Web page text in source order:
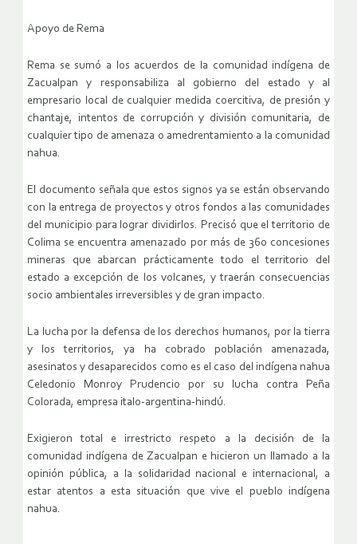
Apoyo de Rema
Rema se sumó a los acuerdos de la comunidad indígena de
Zacualpan y responsabiliza al gobierno del estado y al
empresario local de cualquier medida coercitiva, de presión y
chantaje, intentos de corrupción y división comunitaria, de
cualquier tipo de amenaza o amedrentamiento a la comunidad
nahua.
El documento señala que estos signos ya se están observando
con la entrega de proyectos y otros fondos a las comunidades
del municipio para lograr dividirlos. Precisó que el territorio de
Colima se encuentra amenazado por más de 360 concesiones
mineras que abarcan prácticamente todo el territorio del
estado a excepción de los volcanes, y traerán consecuencias
socio ambientales irreversibles y de gran impacto.
La lucha por la defensa de los derechos humanos, por la tierra
y los territorios, ya ha cobrado población amenazada,
asesinatos y desaparecidos como es el caso del indígena nahua
Celedonio Monroy Prudencio por su lucha contra Peña
Colorada, empresa italo-argentina-hindú.
Exigieron total e irrestricto respeto a la decisión de la
comunidad indígena de Zacualpan e hicieron un llamado a la
opinión pública, a la solidaridad nacional e internacional, a
estar atentos a esta situación que vive el pueblo indígena
nahua.